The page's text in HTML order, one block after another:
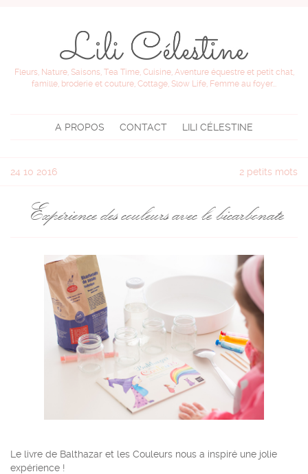
Fleurs, Nature, Saisons, Tea Time, Cuisine, Aventure équestre et petit chat,
famille, broderie et couture, Cottage, Slow Life, Femme au foyer...
A PROPOS CONTACT LILI CÉLESTINE
24 10 2016 2 petits mots
Expérience des couleurs avec le bicarbonate
Le livre de Balthazar et les Couleurs nous a inspiré une jolie
expérience !